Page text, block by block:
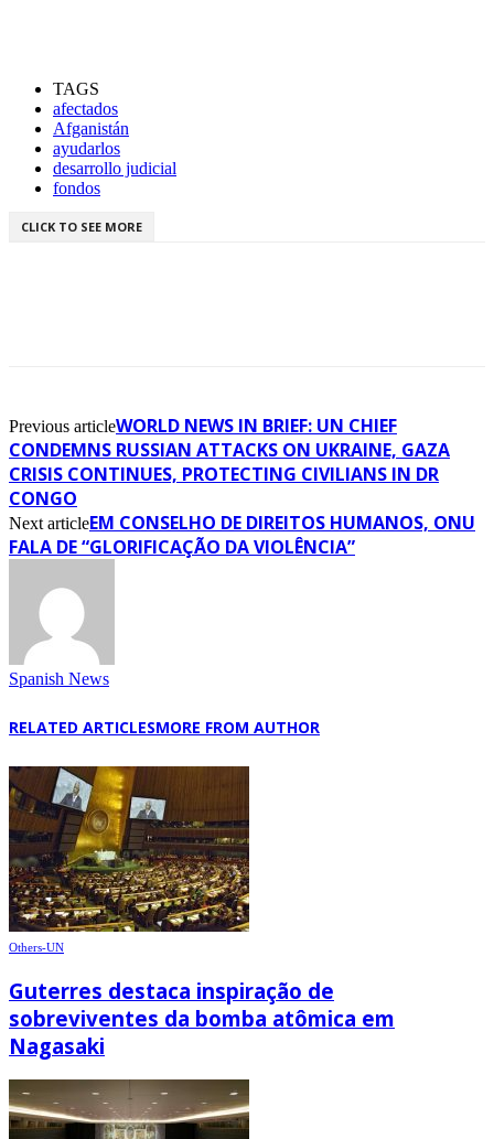
TAGS
afectados
Afganistán
ayudarlos
desarrollo judicial
fondos
CLICK TO SEE MORE
Previous articleWORLD NEWS IN BRIEF: UN CHIEF
CONDEMNS RUSSIAN ATTACKS ON UKRAINE, GAZA
CRISIS CONTINUES, PROTECTING CIVILIANS IN DR
CONGO
Next articleEM CONSELHO DE DIREITOS HUMANOS, ONU
FALA DE “GLORIFICAÇÃO DA VIOLÊNCIA”
Spanish News
RELATED ARTICLESMORE FROM AUTHOR
Others-UN
Guterres destaca inspiração de
sobreviventes da bomba atômica em
Nagasaki